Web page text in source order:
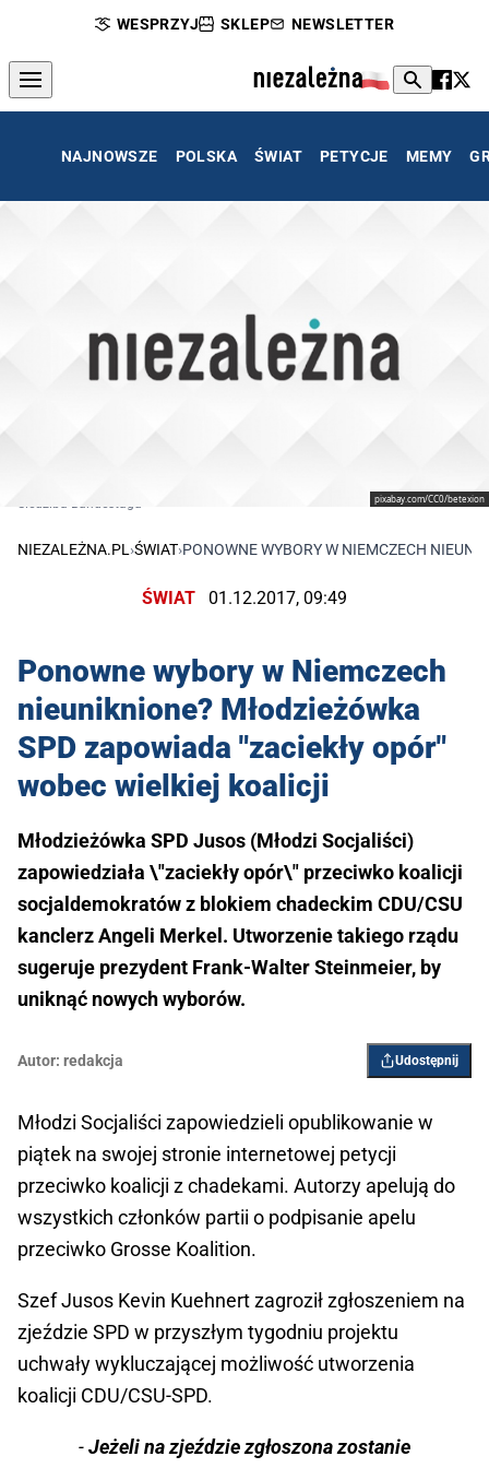
WESPRZYJ SKLEP NEWSLETTER
NAJNOWSZE POLSKA ŚWIAT PETYCJE MEMY
pixabay.com/CC0/betexion
NIEZALEŻNA.PL ›ŚWIAT›PONOWNE WYBORY W NIEMCZECH
ŚWIAT 01.12.2017, 09:49
Ponowne wybory w Niemczech
nieuniknione? Młodzieżówka
SPD zapowiada "zaciekły opór"
wobec wielkiej koalicji
Młodzieżówka SPD Jusos (Młodzi Socjaliści)
zapowiedziała \"zaciekły opór\" przeciwko koalicji
socjaldemokratów z blokiem chadeckim CDU/CSU
kanclerz Angeli Merkel. Utworzenie takiego rządu
sugeruje prezydent Frank-Walter Steinmeier, by
uniknąć nowych wyborów.
Autor: redakcja Udostępnij
Młodzi Socjaliści zapowiedzieli opublikowanie w
piątek na swojej stronie internetowej petycji
przeciwko koalicji z chadekami. Autorzy apelują do
wszystkich członków partii o podpisanie apelu
przeciwko Grosse Koalition.
Szef Jusos Kevin Kuehnert zagroził zgłoszeniem na
zjeździe SPD w przyszłym tygodniu projektu
uchwały wykluczającej możliwość utworzenia
koalicji CDU/CSU-SPD.
-Jeżeli na zjeździe zgłoszona zostanie